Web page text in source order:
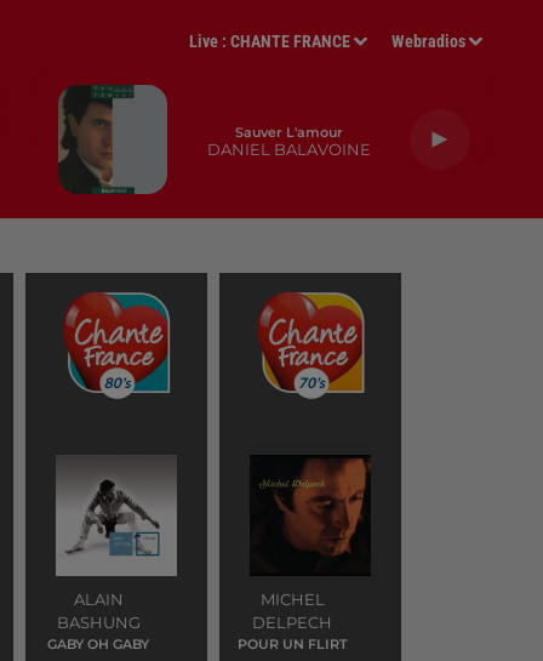
Live :CHANTE FRANCE Webradios
Sauver L'amour
DANIEL BALAVOINE
ALAIN
BASHUNG
GABY OH GABY
MICHEL
DELPECH
POUR UN FLIRT